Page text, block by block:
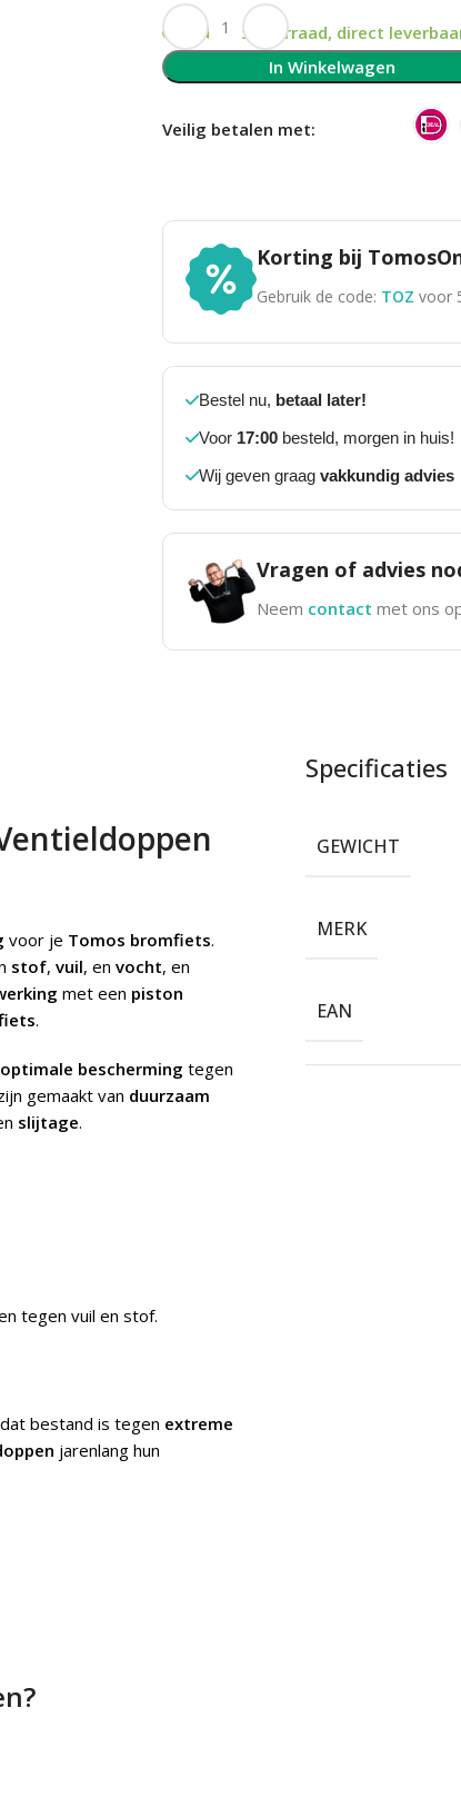
Op voorraad, direct
In Winkelwagen
Veilig betalen met:
Korting bij
Gebruik de code: TOZ voor
Bestel nu, betaal later!
Voor 17:00besteld, morgen in huis!
Wij geven graag vakkundig advies
Vragen of advies
Neem contact met ons
voor je Tomos bromfiets.
stof, vuil, en vocht, en
met een piston
.
optimale bescherming tegen
gemaakt van duurzaam
slijtage.
tegen vuil en stof.
dat bestand is tegen extreme
jarenlang hun
Specificaties
GEWICHT
MERK
EAN